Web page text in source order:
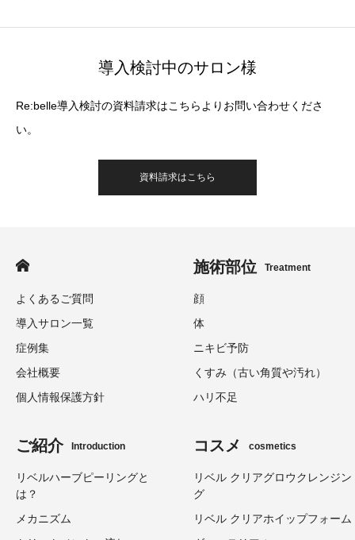
導入検討中のサロン様
Re:belle導入検討の資料請求はこちらよりお問い合わせくださ
い。
資料請求はこちら
よくあるご質問
導入サロン一覧
症例集
会社概要
個人情報保護方針
施術部位 Treatment
顔
体
ニキビ予防
くすみ（古い角質や汚れ）
ハリ不足
ご紹介 Introduction
リベルハーブピーリングと
は？
メカニズム
コスメ cosmetics
リベル クリアグロウクレンジン
グ
リベル クリアホイップフォーム